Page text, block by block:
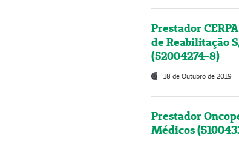
Prestador
de Reabilitação
(52004274-8)
18 de Outubro de 2019
Prestador
Médicos